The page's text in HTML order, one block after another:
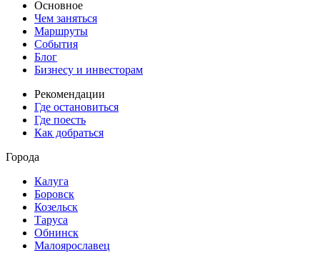
Основное
Чем заняться
Маршруты
События
Блог
Бизнесу и инвесторам
Рекомендации
Где остановиться
Где поесть
Как добраться
Города
Калуга
Боровск
Козельск
Таруса
Обнинск
Малоярославец